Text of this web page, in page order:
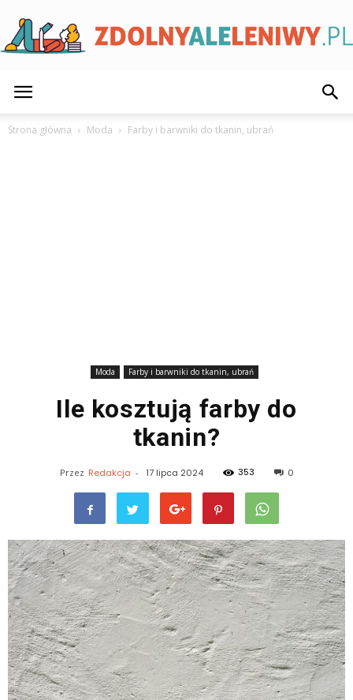
Strona główna Moda Farby i barwniki do tkanin, ubrań
Moda Farby i barwniki do tkanin, ubrań
Ile kosztują farby do
tkanin?
Przez Redakcja - 17 lipca 2024 353 0